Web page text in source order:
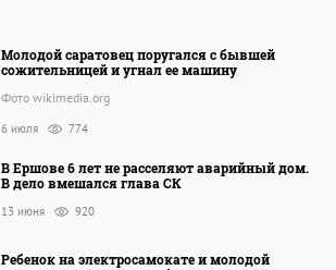
Молодой саратовец поругался с бывшей
сожительницей и угнал ее машину
Фото wikimedia.org
6 июля 774
В Ершове 6 лет не расселяют аварийный дом.
В дело вмешался глава СК
13 июня 920
Ребенок на электросамокате и молодой